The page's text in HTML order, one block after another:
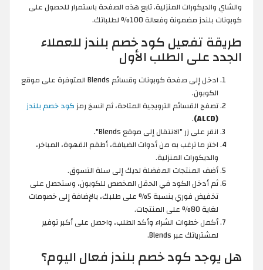
والشاي والديكورات المنزلية. تابع هذه الصفحة باستمرار للحصول على
كوبونات بلندز مضمونة وفعالة 100% لطلباتك.
طريقة تفعيل كود خصم بلندز للعملاء
الجدد على الطلب الأول
ادخل إلى صفحة كوبونات وقسائم Blends المتوفرة على موقع
الكوبون.
تصفح القسائم الترويجية المتاحة، ثم انسخ رمزكود خصم بلندز
(ALCD)
.
انقر على زر "الانتقال إلى موقع Blends".
اختر ما ترغب به من أدوات الضيافة، أطقم القهوة، المباخر،
والديكورات المنزلية.
أضف المنتجات المفضلة لديك إلى سلة التسوق.
ثم أدخل الكود في الحقل المخصص للكوبون، وستحصل على
تخفيض فوري بنسبة 5% على طلبك، بالإضافة إلى خصومات
لغاية 80% على المنتجات.
أكمل خطوات الشراء وأكد الطلب، واحصل على أكبر توفير
لمشترياتك عبر Blends.
هل يوجد كود خصم بلندز فعال اليوم؟